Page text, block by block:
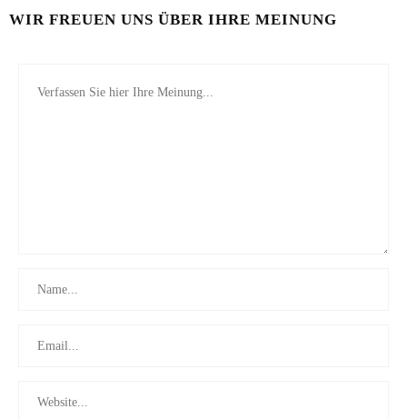
WIR FREUEN UNS ÜBER IHRE MEINUNG